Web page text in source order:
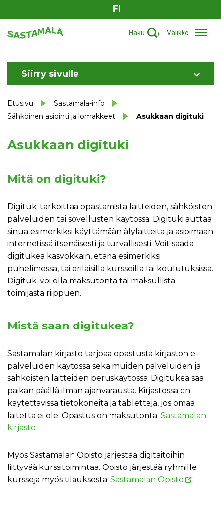
FI
Haku Valikko
Etusivu
Sastamala-info
Sähköinen asiointi ja lomakkeet
Asukkaan digituki
Siirry sivulle
Asukkaan digituki
Mitä on digituki?
Digituki tarkoittaa opastamista laitteiden, sähköisten
palveluiden tai sovellusten käytössä. Digituki auttaa
sinua esimerkiksi käyttämään älylaitteita ja asioimaan
internetissä itsenäisesti ja turvallisesti. Voit saada
digitukea kasvokkain, etänä esimerkiksi
puhelimessa, tai erilaisilla kursseilla tai koulutuksissa.
Digituki voi olla maksutonta tai maksullista
toimijasta riippuen.
Mistä saan digitukea?
Sastamalan kirjasto tarjoaa opastusta kirjaston e-
palveluiden käytössä sekä muiden palveluiden ja
sähköisten laitteiden peruskäytössä. Digitukea saa
paikan päällä ilman ajanvarausta. Kirjastossa on
käytettävissä tietokoneita ja tabletteja, jos omaa
laitetta ei ole. Opastus on maksutonta. Sastamalan
kirjasto
Myös Sastamalan Opisto järjestää digitaitoihin
liittyvää kurssitoimintaa. Opisto järjestää ryhmille
kursseja myös tilauksesta. Sastamalan Opisto